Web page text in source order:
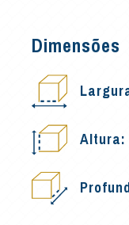
Dimensões
Altura: